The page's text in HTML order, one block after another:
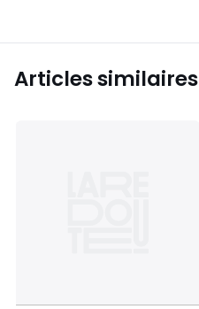
Articles similaires